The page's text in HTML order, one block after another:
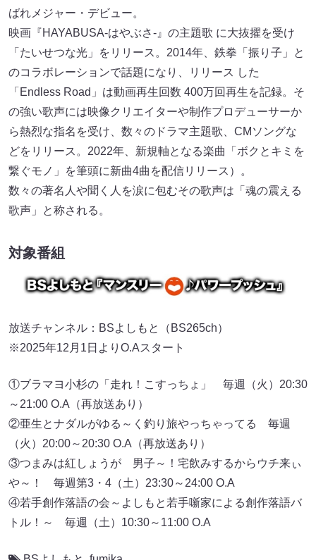
ばれメジャー・デビュー。
映画『HAYABUSA-はやぶさ-』の主題歌 に大抜擢を受け
「たいせつな光」をリリース。2014年、鉄拳「振り子」と
のコラボレーションで話題になり、リリース した
「Endless Road」は動画再生回数 400万回再生を記録。そ
の強い歌声には映像クリエイターや制作プロデューサーか
ら熱烈な指名を受け、数々のドラマ主題歌、CMソングな
どをリリース。2022年、新規軸となる楽曲「ボクとキミを
繋ぐモノ」を筆頭に新曲4曲を配信リリース）。
数々の著名人や聞く人を涙に包むその歌声は「魂の震える
歌声」と称される。
対象番組
放送チャンネル：BSよしもと（BS265ch）
※2025年12月1日よりO.Aスタート
①ブラマヨ小杉の「走れ！こすっちょ」 毎週（火）20:30
～21:00 O.A（再放送あり）
②亜生とナダルがゆる～く釣り旅やっちゃってる 毎週
（火）20:00～20:30 O.A（再放送あり）
③つまみは紅しょうが 男子～！宅飲みするからウチ来ぃ
や～！ 毎週第3・4（土）23:30～24:00 O.A
④若手創作落語の会～よしもと若手噺家による創作落語バ
トル！～ 毎週（土）10:30～11:00 O.A